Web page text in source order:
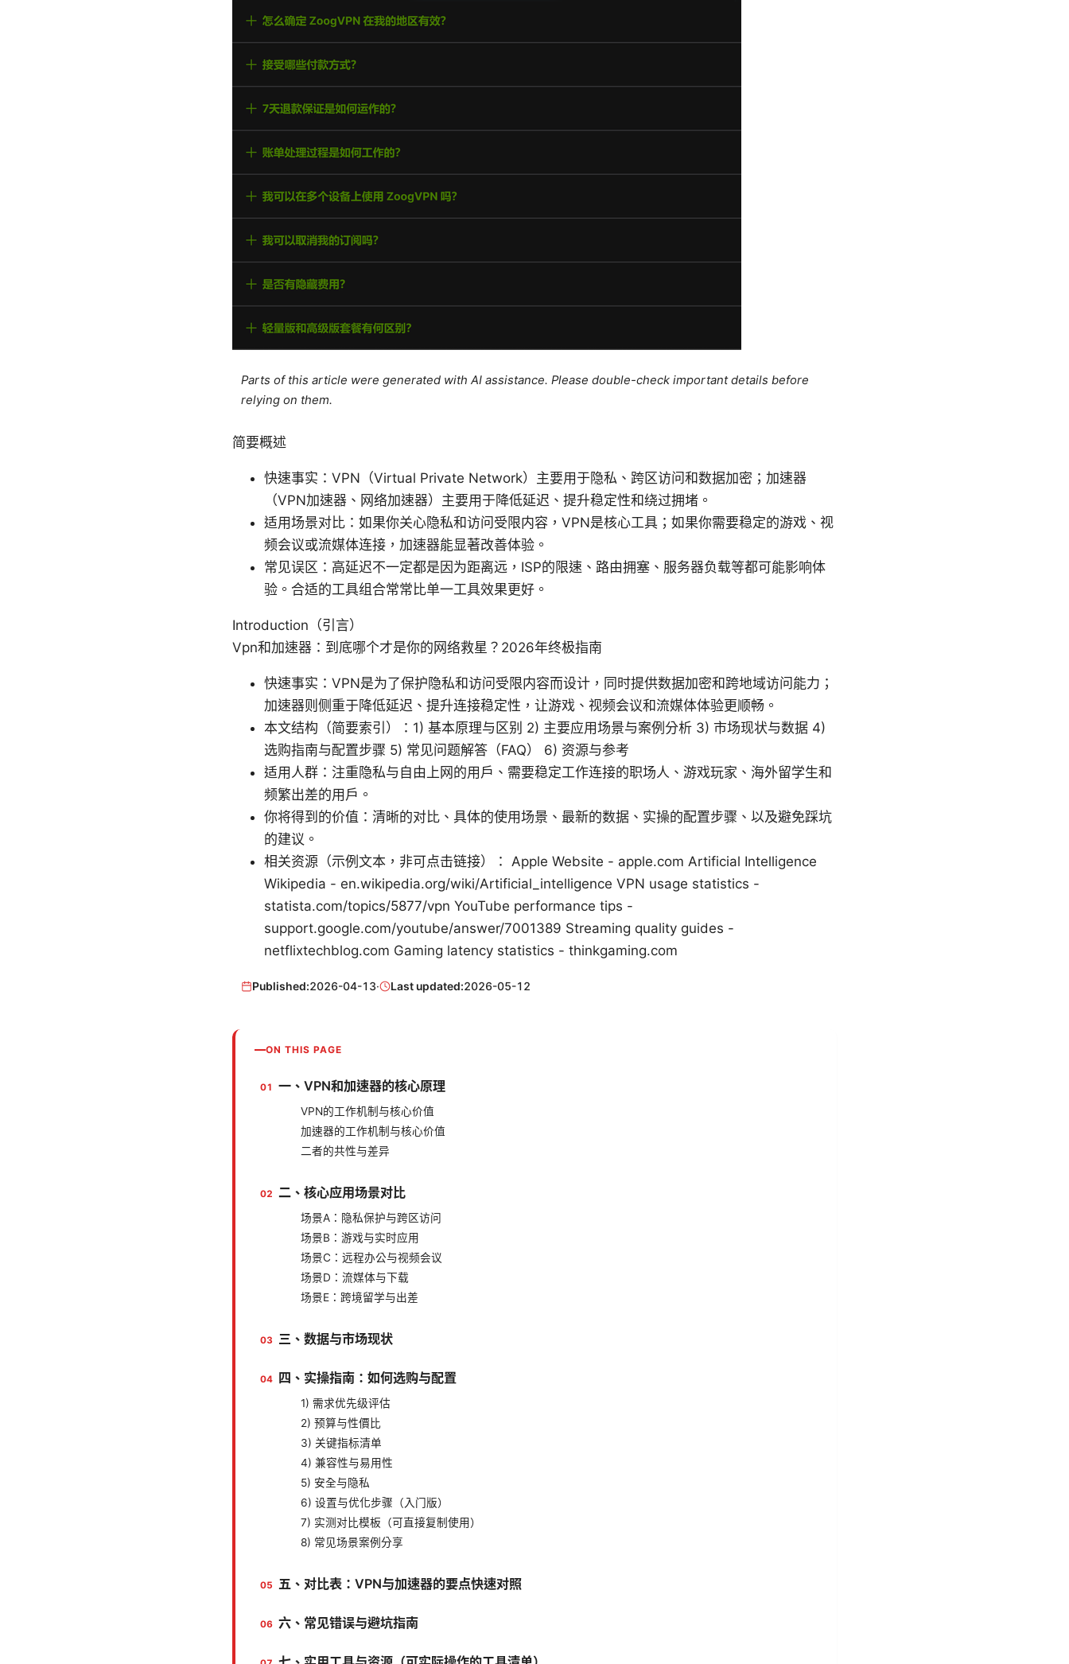
Parts of this article were generated with AI assistance. Please double-check important details before
relying on them.
简要概述
快速事实：VPN（Virtual Private Network）主要用于隐私、跨区访问和数据加密；加速器
（VPN加速器、网络加速器）主要用于降低延迟、提升稳定性和绕过拥堵。
适用场景对比：如果你关心隐私和访问受限内容，VPN是核心工具；如果你需要稳定的游戏、视
频会议或流媒体连接，加速器能显著改善体验。
常见误区：高延迟不一定都是因为距离远，ISP的限速、路由拥塞、服务器负载等都可能影响体
验。合适的工具组合常常比单一工具效果更好。
Introduction（引言）
Vpn和加速器：到底哪个才是你的网络救星？2026年终极指南
快速事实：VPN是为了保护隐私和访问受限内容而设计，同时提供数据加密和跨地域访问能力；
加速器则侧重于降低延迟、提升连接稳定性，让游戏、视频会议和流媒体体验更顺畅。
本文结构（简要索引）：1) 基本原理与区别 2) 主要应用场景与案例分析 3) 市场现状与数据 4)
选购指南与配置步骤 5) 常见问题解答（FAQ） 6) 资源与参考
适用人群：注重隐私与自由上网的用户、需要稳定工作连接的职场人、游戏玩家、海外留学生和
频繁出差的用户。
你将得到的价值：清晰的对比、具体的使用场景、最新的数据、实操的配置步骤、以及避免踩坑
的建议。
相关资源（示例文本，非可点击链接）： Apple Website - apple.com Artificial Intelligence
Wikipedia - en.wikipedia.org/wiki/Artificial_intelligence VPN usage statistics -
statista.com/topics/5877/vpn YouTube performance tips -
support.google.com/youtube/answer/7001389 Streaming quality guides -
netflixtechblog.com Gaming latency statistics - thinkgaming.com
Published:2026-04-13· Last updated:2026-05-12
ON THIS PAGE
一、VPN和加速器的核心原理
VPN的工作机制与核心价值
加速器的工作机制与核心价值
二者的共性与差异
二、核心应用场景对比
场景A：隐私保护与跨区访问
场景B：游戏与实时应用
场景C：远程办公与视频会议
场景D：流媒体与下载
场景E：跨境留学与出差
三、数据与市场现状
四、实操指南：如何选购与配置
1) 需求优先级评估
2) 预算与性價比
3) 关键指标清单
4) 兼容性与易用性
5) 安全与隐私
6) 设置与优化步骤（入门版）
7) 实测对比模板（可直接复制使用）
8) 常见场景案例分享
五、对比表：VPN与加速器的要点快速对照
六、常见错误与避坑指南